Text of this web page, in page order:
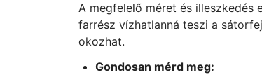
A megfelelő méret és illeszkedés
farrész vízhatlanná teszi a
okozhat.
Gondosan mérd meg: